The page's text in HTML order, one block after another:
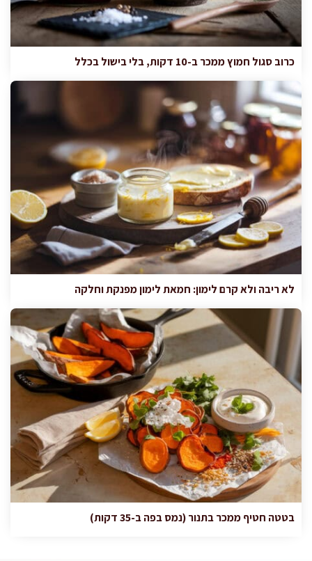
כרוב סגול חמוץ ממכר ב-10 דקות, בלי בישול בכלל
לא ריבה ולא קרם לימון: חמאת לימון מפנקת וחלקה
בטטה חטיף ממכר בתנור (נמס בפה ב-35 דקות)